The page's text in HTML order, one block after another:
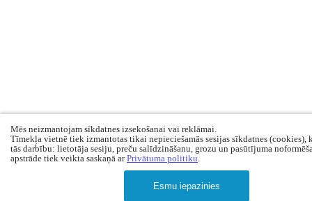
Mēs neizmantojam sīkdatnes izsekošanai vai reklāmai.
Tīmekļa vietnē tiek izmantotas tikai nepieciešamās sesijas sīkdatnes (cookies),
tās darbību: lietotāja sesiju, preču salīdzināšanu, grozu un pasūtījuma
apstrāde tiek veikta saskaņā arPrivātuma politiku.
Esmu iepazinies